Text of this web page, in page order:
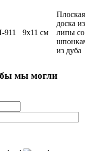
9х11 см
Плоская
доска из
липы со
из дуба
мы могли